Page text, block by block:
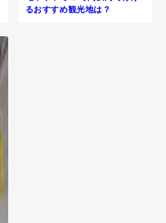
るおすすめ観光地は？